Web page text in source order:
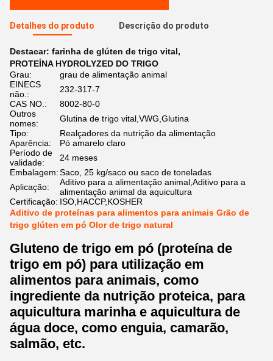
Detalhes do produto Descrição do produto
Destacar: farinha de glúten de trigo vital,
PROTEÍNA HYDROLYZED DO TRIGO
Grau:
grau de alimentação animal
EINECS
não.:
232-317-7
CAS NO.:
8002-80-0
Outros
nomes:
Glutina de trigo vital,VWG,Glutina
Tipo:
Realçadores da nutrição da alimentação
Aparência:
Pó amarelo claro
Período de
validade:
24 meses
Embalagem:Saco, 25 kg/saco ou saco de toneladas
Aplicação:
Aditivo para a alimentação animal,Aditivo para a
alimentação animal da aquicultura
Certificação: ISO,HACCP,KOSHER
Aditivo de proteínas para alimentos para animais Grão de
trigo glúten em pó Olor de trigo natural
Gluteno de trigo em pó (proteína de
trigo em pó) para utilização em
alimentos para animais, como
ingrediente da nutrição proteica, para
aquicultura marinha e aquicultura de
água doce, como enguia, camarão,
salmão, etc.